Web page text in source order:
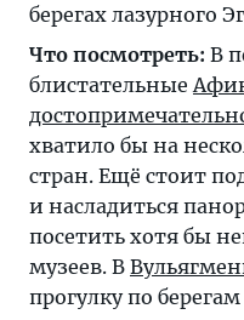
берегах лазурного
Что посмотреть: В
блистательные
хватило бы на
стран. Ещё стоит
и насладиться
посетить хотя бы
музеев. В
прогулку по